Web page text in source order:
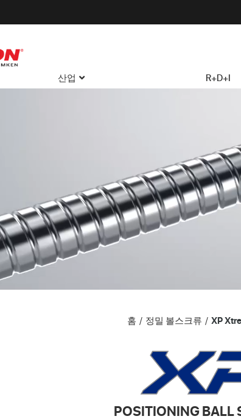
산업 R+D+I
홈 정밀 볼스크류 XP
POSITIONING BALL